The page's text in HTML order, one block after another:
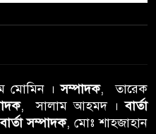
নেতার ওপর হামলার
সিলেট মহানগর বিএনপির
ও প্রতিবাদ
মোমিন ।সম্পাদক, তারেক
, সালাম আহমদ ।বার্তা
সম্পাদক, মোঃ শাহজাহান